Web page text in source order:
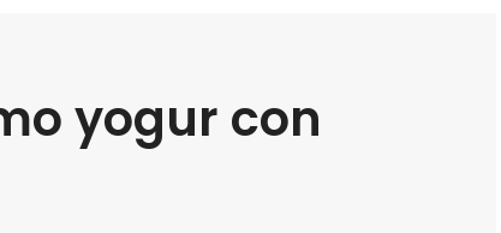
yogur con